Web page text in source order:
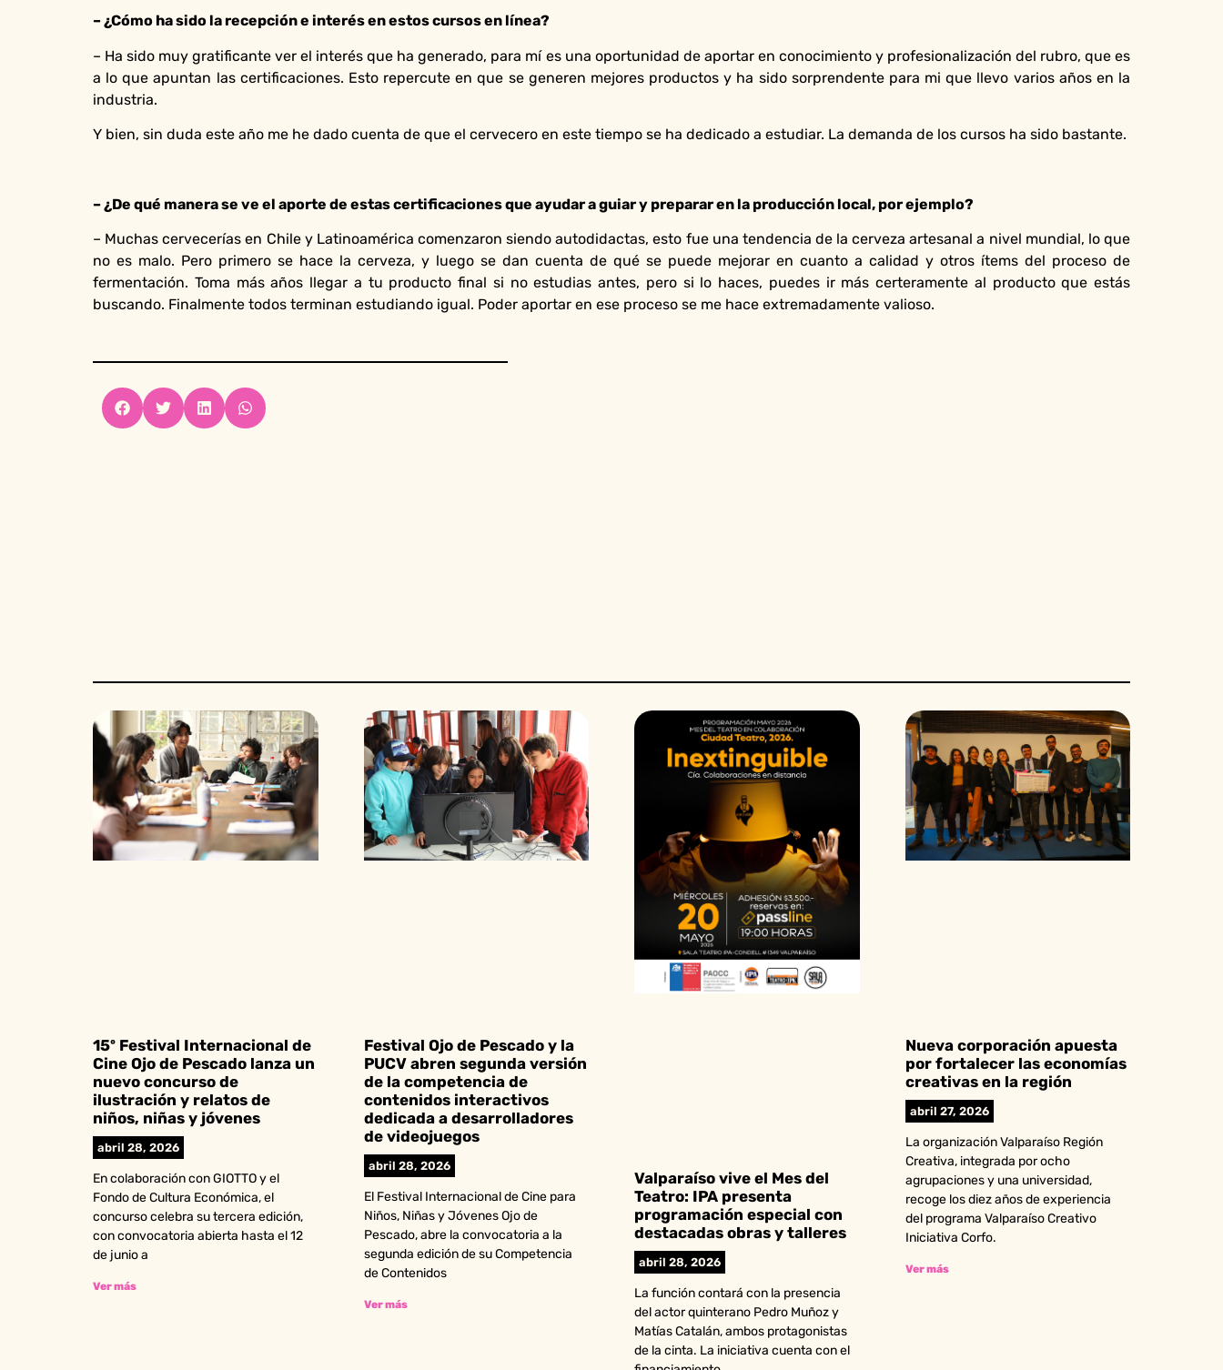
– ¿Cómo ha sido la recepción e interés en estos cursos en línea?
– Ha sido muy gratificante ver el interés que ha generado, para mí es una oportunidad de aportar en conocimiento y profesionalización del rubro, que es
a lo que apuntan las certificaciones. Esto repercute en que se generen mejores productos y ha sido sorprendente para mi que llevo varios años en la
industria.
Y bien, sin duda este año me he dado cuenta de que el cervecero en este tiempo se ha dedicado a estudiar. La demanda de los cursos ha sido bastante.
– ¿De qué manera se ve el aporte de estas certificaciones que ayudar a guiar y preparar en la producción local, por ejemplo?
– Muchas cervecerías en Chile y Latinoamérica comenzaron siendo autodidactas, esto fue una tendencia de la cerveza artesanal a nivel mundial, lo que
no es malo. Pero primero se hace la cerveza, y luego se dan cuenta de qué se puede mejorar en cuanto a calidad y otros ítems del proceso de
fermentación. Toma más años llegar a tu producto final si no estudias antes, pero si lo haces, puedes ir más certeramente al producto que estás
buscando. Finalmente todos terminan estudiando igual. Poder aportar en ese proceso se me hace extremadamente valioso.
15º Festival Internacional de
Cine Ojo de Pescado lanza un
nuevo concurso de
ilustración y relatos de
niños, niñas y jóvenes
abril 28, 2026
En colaboración con GIOTTO y el
Fondo de Cultura Económica, el
concurso celebra su tercera edición,
con convocatoria abierta hasta el 12
de junio a
Ver más
Festival Ojo de Pescado y la
PUCV abren segunda versión
de la competencia de
contenidos interactivos
dedicada a desarrolladores
de videojuegos
abril 28, 2026
El Festival Internacional de Cine para
Niños, Niñas y Jóvenes Ojo de
Pescado, abre la convocatoria a la
segunda edición de su Competencia
de Contenidos
Ver más
Valparaíso vive el Mes del
Teatro: IPA presenta
programación especial con
destacadas obras y talleres
abril 28, 2026
La función contará con la presencia
del actor quinterano Pedro Muñoz y
Matías Catalán, ambos protagonistas
de la cinta. La iniciativa cuenta con el
Nueva corporación apuesta
por fortalecer las economías
creativas en la región
abril 27, 2026
La organización Valparaíso Región
Creativa, integrada por ocho
agrupaciones y una universidad,
recoge los diez años de experiencia
del programa Valparaíso Creativo
Iniciativa Corfo.
Ver más